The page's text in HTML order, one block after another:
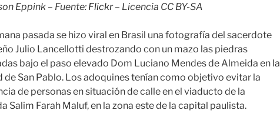
Eppink – Fuente: Flickr– Licencia CC BY-SA
pasada se hizo viral en Brasil una fotografía del sacerdote
Julio Lancellotti destrozando con un mazo las piedras
bajo el paso elevado Dom Luciano Mendes de Almeida en la
de San Pablo. Los adoquines tenían como objetivo evitar la
de personas en situación de calle en el viaducto de la
Salim Farah Maluf, en la zona este de la capital paulista.